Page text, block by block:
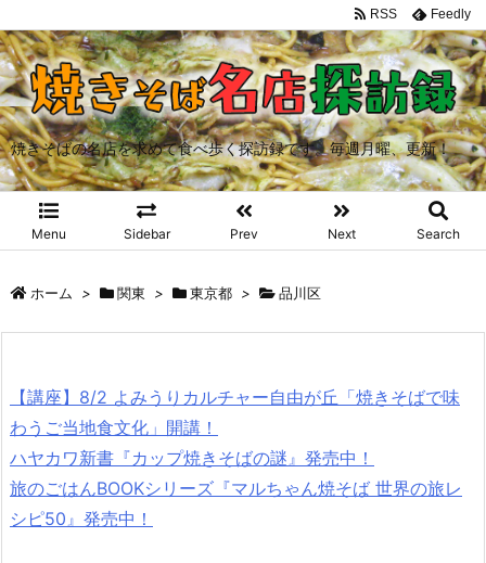
焼きそばの名店を求めて食べ歩く探訪録です。毎週月曜、更新！
Menu Sidebar Prev Next Search
RSS Feedly
ホーム > 関東 > 東京都 > 品川区
【講座】8/2 よみうりカルチャー自由が丘「焼きそばで味
わうご当地食文化」開講！
ハヤカワ新書『カップ焼きそばの謎』発売中！
旅のごはんBOOKシリーズ『マルちゃん焼そば 世界の旅レ
シピ50』発売中！